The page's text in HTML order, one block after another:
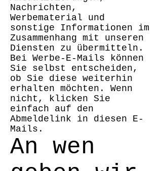
Nachrichten,
Werbematerial und
sonstige Informationen im
Zusammenhang mit unseren
Diensten zu übermitteln.
Bei Werbe-E-Mails können
Sie selbst entscheiden,
ob Sie diese weiterhin
erhalten möchten. Wenn
nicht, klicken Sie
einfach auf den
Abmeldelink in diesen E-
Mails.
An wen